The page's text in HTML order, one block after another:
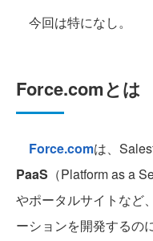
今回は特になし。
Force.comとは
Force.comは、
PaaS （Platform as a
やポータルサイトなど
ーションを開発するの